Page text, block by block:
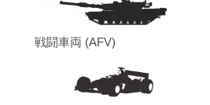
戦闘車両 (AFV)